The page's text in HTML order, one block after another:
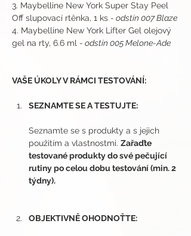
3. Maybelline New York Super Stay Peel
Off slupovací rtěnka, 1 ks - odstín 007 Blaze
4. Maybelline New York Lifter Gel olejový
gel na rty, 6.6 ml - odstín 005 Melone-Ade
VAŠE ÚKOLY V RÁMCI TESTOVÁNÍ:
SEZNAMTE SE A TESTUJTE:
Seznamte se s produkty a s jejich
použitím a vlastnostmi. Zařaďte
testované produkty do své pečující
rutiny po celou dobu testování (min. 2
týdny).
OBJEKTIVNĚ OHODNOŤTE: